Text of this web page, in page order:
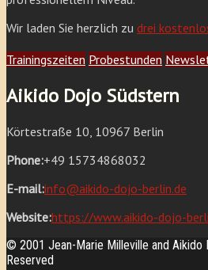
Wir laden Sie herzlich zu drei
Trainingszeiten Probestunden
Aikido Dojo Südstern
Körtestraße 10, 10967 Berlin
Phone:+49 15734868032
E-mail:info@aikido-dojo-berlin.de
Website:https://www.aikido-dojo-
© 2001 Jean-Marie Milleville and Aikido
Reserved